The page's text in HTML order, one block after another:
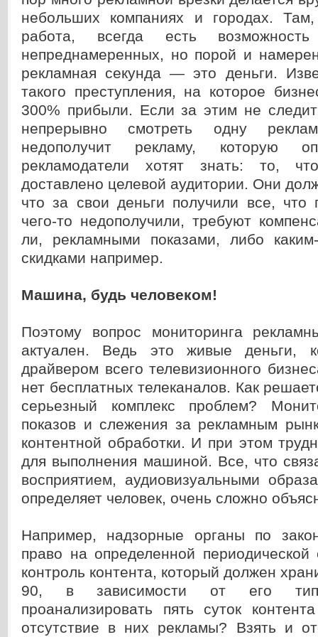
небольших компаниях и городах.
работа, всегда есть
непреднамеренных, но порой и
рекламная секунда — это деньги.
такого преступления, на которое
300% прибыли. Если за этим не
непрерывно смотреть одну
недополучит рекламу, которую
рекламодатели хотят знать: то,
доставлено целевой аудитории. Они
что за свои деньги получили все,
чего-то недополучили, требуют
ли, рекламными показами, либо
скидками например.
Машина, будь человеком!
Поэтому вопрос мониторинга
актуален. Ведь это живые деньги,
драйвером всего телевизионного
нет бесплатных телеканалов. Как
серьезный комплекс проблем?
показов и слежения за рекламным
контентной обработки. И при этом
для выполнения машиной. Все, что
восприятием, аудиовизуальными
определяет человек, очень сложно
Например, надзорные органы по
право на определенной периодической
контроль контента, который должен
90, в зависимости от его
проанализировать пять суток
отсутствие в них рекламы? Взять и